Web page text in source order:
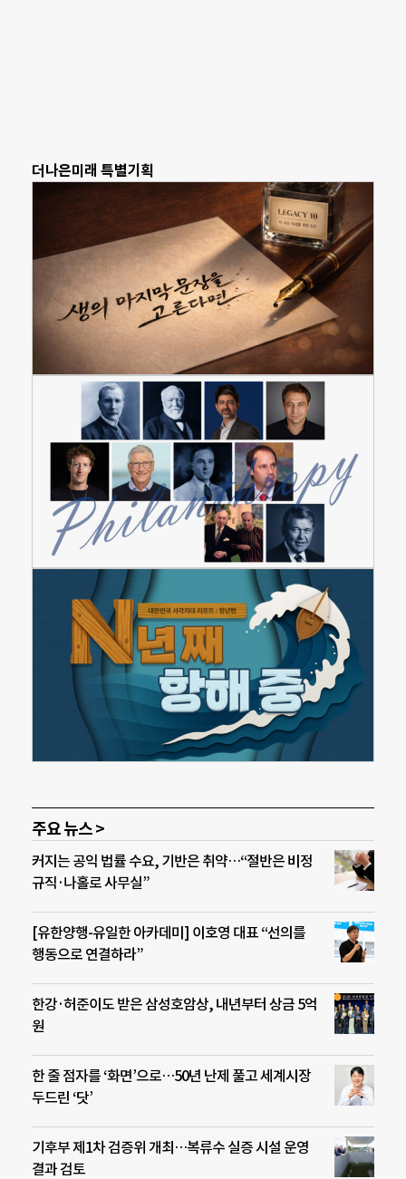
더나은미래 특별기획
주요 뉴스 >
커지는 공익 법률 수요, 기반은 취약…“절반은 비정
규직·나홀로 사무실”
[유한양행-유일한 아카데미] 이호영 대표 “선의를
행동으로 연결하라”
한강·허준이도 받은 삼성호암상, 내년부터 상금 5억
원
한 줄 점자를 ‘화면’으로…50년 난제 풀고 세계시장
두드린 ‘닷’
기후부 제1차 검증위 개최…복류수 실증 시설 운영
결과 검토